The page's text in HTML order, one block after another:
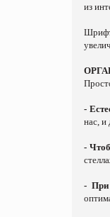
из
-
нас, и
-
- При